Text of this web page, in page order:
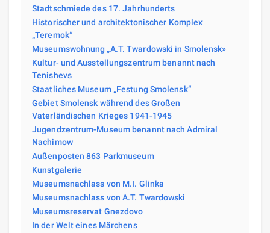
Stadtschmiede des 17. Jahrhunderts
Historischer und architektonischer Komplex
„Teremok“
Museumswohnung „A.T. Twardowski in Smolensk»
Kultur- und Ausstellungszentrum benannt nach
Tenishevs
Staatliches Museum „Festung Smolensk“
Gebiet Smolensk während des Großen
Vaterländischen Krieges 1941-1945
Jugendzentrum-Museum benannt nach Admiral
Nachimow
Außenposten 863 Parkmuseum
Kunstgalerie
Museumsnachlass von M.I. Glinka
Museumsnachlass von A.T. Twardowski
Museumsreservat Gnezdovo
In der Welt eines Märchens